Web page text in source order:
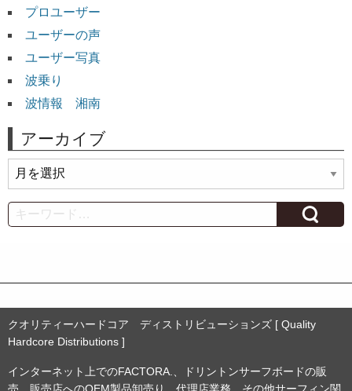
プロユーザー
ユーザーの声
ユーザー写真
波乗り
波情報 湘南
アーカイブ
ー
カ
イ
Search
クオリティーハードコア ディストリビューションズ [ Quality
Hardcore Distributions ]
インターネット上でのFACTORA.、ドリントンサーフボードの販